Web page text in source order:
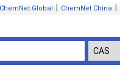
ChemNet Global ChemNet China